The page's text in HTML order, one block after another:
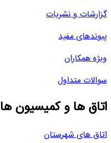
گزارشات و نشریات
پیوندهای مفید
ویژه همکاران
سوالات متداول
اتاق ها و کمیسیون ها
اتاق های شهرستان